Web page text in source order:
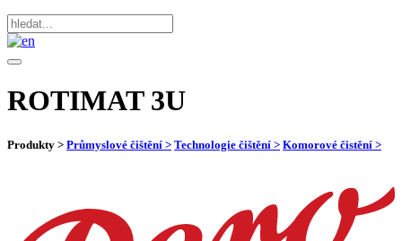
ROTIMAT 3U
Produkty > Průmyslové čištění > Technologie čištění > Komorové čistění >